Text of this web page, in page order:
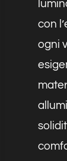
con
ogni